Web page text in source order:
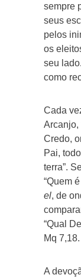
sempre
seus
pelos
os
seu
como
Cada
Arcanjo,
Credo,
Pai,
terra”.
“Quem
el, de
“Qual
Mq 7,18.
A